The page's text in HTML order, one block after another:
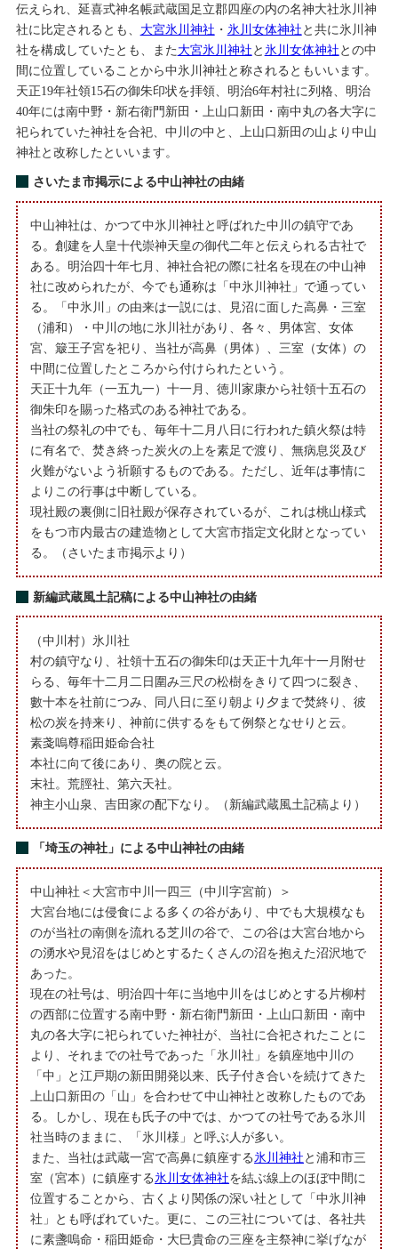
伝えられ、延喜式神名帳武蔵国足立郡四座の内の名神大社氷川神
社に比定されるとも、 大宮氷川神社 ・ 氷川女体神社と共に氷川神
社を構成していたとも、また大宮氷川神社と 氷川女体神社との中
間に位置していることから中氷川神社と称されるともいいます。
天正19年社領15石の御朱印状を拝領、明治6年村社に列格、明治
40年には南中野・新右衛門新田・上山口新田・南中丸の各大字に
祀られていた神社を合祀、中川の中と、上山口新田の山より中山
神社と改称したといいます。
さいたま市掲示による中山神社の由緒
中山神社は、かつて中氷川神社と呼ばれた中川の鎮守であ
る。創建を人皇十代崇神天皇の御代二年と伝えられる古社で
ある。明治四十年七月、神社合祀の際に社名を現在の中山神
社に改められたが、今でも通称は「中氷川神社」で通ってい
る。「中氷川」の由来は一説には、見沼に面した高鼻・三室
（浦和）・中川の地に氷川社があり、各々、男体宮、女体
宮、簸王子宮を祀り、当社が高鼻（男体）、三室（女体）の
中間に位置したところから付けられたという。
天正十九年（一五九一）十一月、徳川家康から社領十五石の
御朱印を賜った格式のある神社である。
当社の祭礼の中でも、毎年十二月八日に行われた鎮火祭は特
に有名で、焚き終った炭火の上を素足で渡り、無病息災及び
火難がないよう祈願するものである。ただし、近年は事情に
よりこの行事は中断している。
現社殿の裏側に旧社殿が保存されているが、これは桃山様式
をもつ市内最古の建造物として大宮市指定文化財となってい
る。（さいたま市掲示より）
新編武蔵風土記稿による中山神社の由緒
（中川村）氷川社
村の鎮守なり、社領十五石の御朱印は天正十九年十一月附せ
らる、毎年十二月二日圍み三尺の松樹をきりて四つに裂き、
數十本を社前につみ、同八日に至り朝より夕まで焚終り、彼
松の炭を持来り、神前に供するをもて例祭となせりと云。
素戔嗚尊稲田姫命合社
本社に向て後にあり、奥の院と云。
末社。荒脛社、第六天社。
神主小山泉、吉田家の配下なり。（新編武蔵風土記稿より）
「埼玉の神社」による中山神社の由緒
中山神社＜大宮市中川一四三（中川字宮前）＞
大宮台地には侵食による多くの谷があり、中でも大規模なも
のが当社の南側を流れる芝川の谷で、この谷は大宮台地から
の湧水や見沼をはじめとするたくさんの沼を抱えた沼沢地で
あった。
現在の社号は、明治四十年に当地中川をはじめとする片柳村
の西部に位置する南中野・新右衛門新田・上山口新田・南中
丸の各大字に祀られていた神社が、当社に合祀されたことに
より、それまでの社号であった「氷川社」を鎮座地中川の
「中」と江戸期の新田開発以来、氏子付き合いを続けてきた
上山口新田の「山」を合わせて中山神社と改称したものであ
る。しかし、現在も氏子の中では、かつての社号である氷川
社当時のままに、「氷川様」と呼ぶ人が多い。
また、当社は武蔵一宮で高鼻に鎮座する氷川神社と浦和市三
室（宮本）に鎮座する氷川女体神社を結ぶ線上のほぼ中間に
位置することから、古くより関係の深い社として「中氷川神
社」とも呼ばれていた。更に、この三社については、各社共
に素盞嗚命・稲田姫命・大巳貴命の三座を主祭神に挙げなが